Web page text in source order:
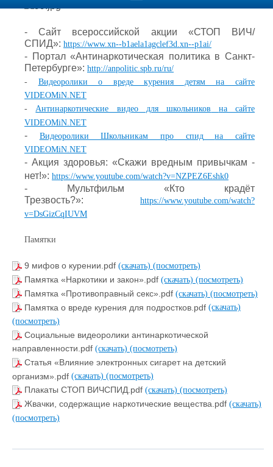
- Сайт всероссийской акции «СТОП ВИЧ/
СПИД»: https://www.xn--b1aela1agclef3d.xn--p1ai/
- Портал «Антинаркотическая политика в Санкт-
Петербурге»: http://anpolitic.spb.ru/ru/
- Видеоролики о вреде курения детям на сайте
VIDEOMiN.NET
-Антинаркотические видео для школьников
на сайте
VIDEOMiN.NET
- Видеоролики Школьникам про спид
на сайте
VIDEOMiN.NET
- Акция здоровья: «Скажи вредным привычкам -
нет!»: https://www.youtube.com/watch?v=NZPEZ6Eshk0
- Мультфильм «Кто крадёт
Трезвость?»:
https://www.youtube.com/watch?
v=DsGizCqIUVM
Памятки
9 мифов о курении.pdf (скачать) (посмотреть)
Памятка «Наркотики и закон».pdf (скачать) (посмотреть)
Памятка «Противоправный секс».pdf (скачать) (посмотреть)
Памятка о вреде курения для подростков.pdf (скачать)
(посмотреть)
Социальные видеоролики антинаркотической
направленности.pdf (скачать) (посмотреть)
Статья «Влияние электронных сигарет на детский
организм».pdf (скачать) (посмотреть)
Плакаты СТОП ВИЧСПИД.pdf (скачать) (посмотреть)
Жвачки, содержащие наркотические вещества.pdf (скачать)
(посмотреть)